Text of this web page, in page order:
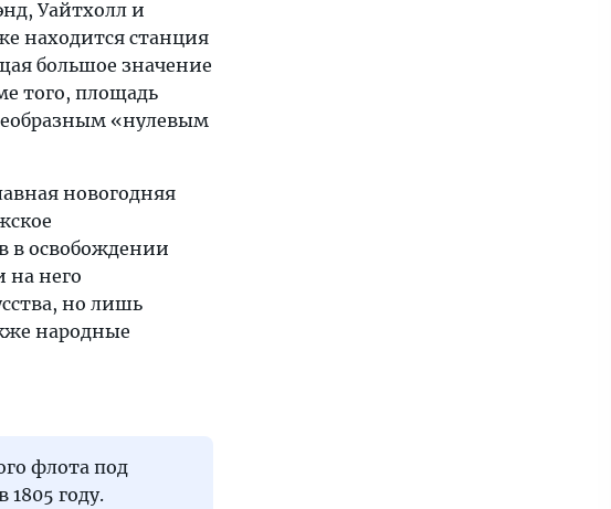
Уайтхолл и
находится станция
большое значение
того, площадь
«нулевым
новогодняя
в освобождении
на него
но лишь
народные
флота под
году.